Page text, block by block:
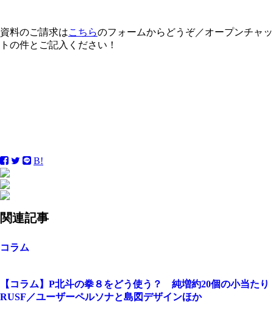
資料のご請求はこちらのフォームからどうぞ／オープンチャッ
トの件とご記入ください！
B!
関連記事
コラム
【コラム】P北斗の拳８をどう使う？ 純増約20個の小当たり
RUSF／ユーザーペルソナと島図デザインほか